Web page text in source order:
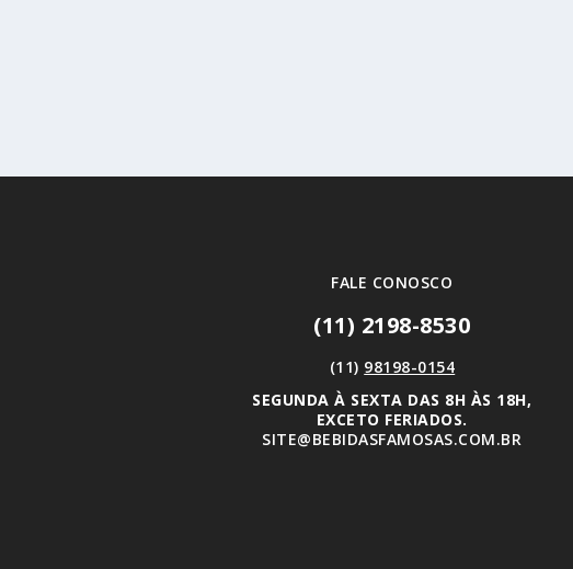
FALE CONOSCO
(11) 2198-8530
(11) 98198-0154
SEGUNDA À SEXTA DAS 8H ÀS 18H,
EXCETO FERIADOS.
SITE@BEBIDASFAMOSAS.COM.BR